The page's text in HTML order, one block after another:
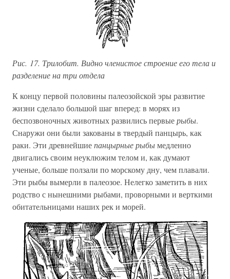
Рис. 17. Трилобит. Видно членистое строение его тела и
разделение на три отдела
К концу первой половины палеозойской эры развитие
жизни сделало большой шаг вперед: в морях из
беспозвоночных животных развились первыерыбы.
Снаружи они были закованы в твердый панцырь, как
раки. Эти древнейшиепанцырные рыбымедленно
двигались своим неуклюжим телом и, как думают
ученые, больше ползали по морскому дну, чем плавали.
Эти рыбы вымерли в палеозое. Нелегко заметить в них
родство с нынешними рыбами, проворными и верткими
обитательницами наших рек и морей.